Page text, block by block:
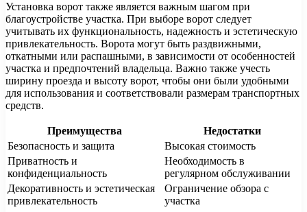
Установка ворот также является важным шагом при
благоустройстве участка. При выборе ворот следует
учитывать их функциональность, надежность и эстетическую
привлекательность. Ворота могут быть раздвижными,
откатными или распашными, в зависимости от особенностей
участка и предпочтений владельца. Важно также учесть
ширину проезда и высоту ворот, чтобы они были удобными
для использования и соответствовали размерам транспортных
средств.
Преимущества
Недостатки
Безопасность и защита
Высокая стоимость
Приватность и
конфиденциальность
Необходимость в
регулярном обслуживании
Декоративность и эстетическая
привлекательность
Ограничение обзора с
участка